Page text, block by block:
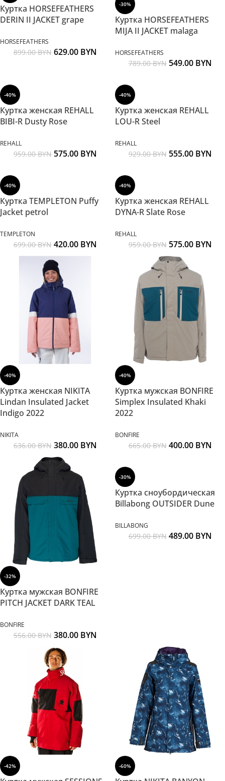
Куртка HORSEFEATHERS
DERIN II JACKET grape
HORSEFEATHERS
899.00BYN 629.00 BYN
-30%
Куртка HORSEFEATHERS
MIJA II JACKET malaga
HORSEFEATHERS
789.00BYN 549.00 BYN
-40%
Куртка женская REHALL
BIBI-R Dusty Rose
REHALL
959.00BYN 575.00 BYN
-40%
Куртка женская REHALL
LOU-R Steel
REHALL
929.00BYN 555.00 BYN
-40%
Куртка TEMPLETON Puffy
Jacket petrol
TEMPLETON
699.00BYN 420.00 BYN
-40%
Куртка женская REHALL
DYNA-R Slate Rose
REHALL
959.00BYN 575.00 BYN
-40%
Куртка женская NIKITA
Lindan Insulated Jacket
Indigo 2022
NIKITA
636.00BYN 380.00 BYN
-40%
Куртка мужская BONFIRE
Simplex Insulated Khaki
2022
BONFIRE
665.00BYN 400.00 BYN
-32%
Куртка мужская BONFIRE
PITCH JACKET DARK TEAL
BONFIRE
556.00BYN 380.00 BYN
-30%
Куртка сноубордическая
Billabong OUTSIDER Dune
BILLABONG
699.00BYN 489.00 BYN
-42% -60%